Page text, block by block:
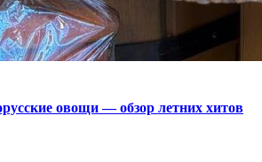
овощи — обзор летних хитов